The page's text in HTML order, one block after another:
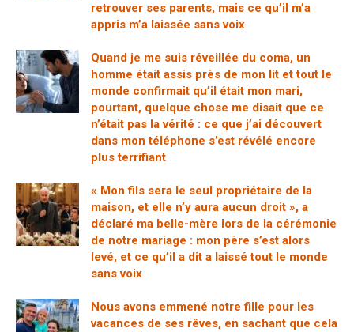
retrouver ses parents, mais ce qu’il m’a
appris m’a laissée sans voix
Quand je me suis réveillée du coma, un
homme était assis près de mon lit et tout le
monde confirmait qu’il était mon mari,
pourtant, quelque chose me disait que ce
n’était pas la vérité : ce que j’ai découvert
dans mon téléphone s’est révélé encore
plus terrifiant
« Mon fils sera le seul propriétaire de la
maison, et elle n’y aura aucun droit », a
déclaré ma belle-mère lors de la cérémonie
de notre mariage : mon père s’est alors
levé, et ce qu’il a dit a laissé tout le monde
sans voix
Nous avons emmené notre fille pour les
vacances de ses rêves, en sachant que cela